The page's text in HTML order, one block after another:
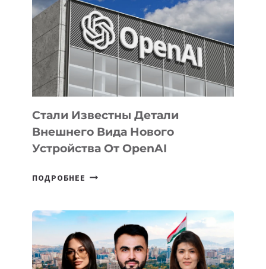
ЗАДАЧИ
ПО
РАЗВИТИЮ
ЭКОСИСТЕМЫ
ИСКУССТВЕННОГО
ИНТЕЛЛЕКТА
Стали Известны Детали
Внешнего Вида Нового
Устройства От OpenAI
ПОДРОБНЕЕ СТАЛИ
ВНЕШНЕГО
ВИДА
НОВОГО
УСТРОЙСТВА